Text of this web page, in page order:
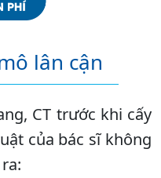
lân cận
CT trước khi cấy
của bác sĩ không